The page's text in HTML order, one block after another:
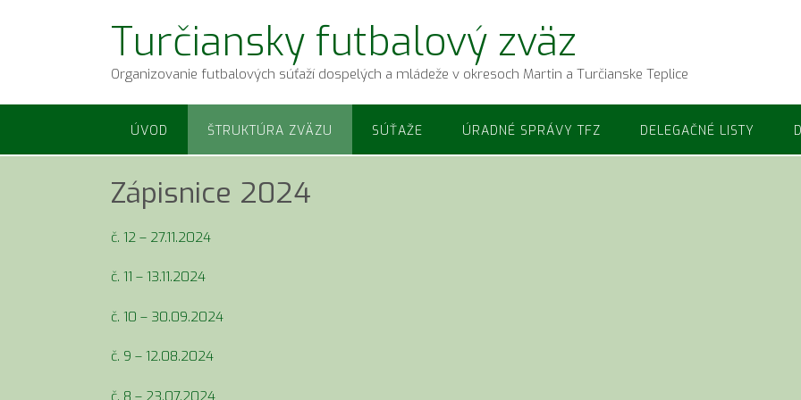
Turčiansky futbalový zväz
Organizovanie futbalových súťaží dospelých a mládeže v okresoch Martin a Turčianske Teplice
ÚVOD ŠTRUKTÚRA ZVÄZU SÚŤAŽE ÚRADNÉ SPRÁVY TFZ DELEGAČNÉ LISTY
Zápisnice 2024
č. 12 – 27.11.2024
č. 11 – 13.11.2024
č. 10 – 30.09.2024
č. 9 – 12.08.2024
č. 8 – 23.07.2024